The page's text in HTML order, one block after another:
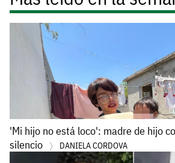
'Mi hijo no está loco': madre de hijo
silencio
DANIELA CORDOVA